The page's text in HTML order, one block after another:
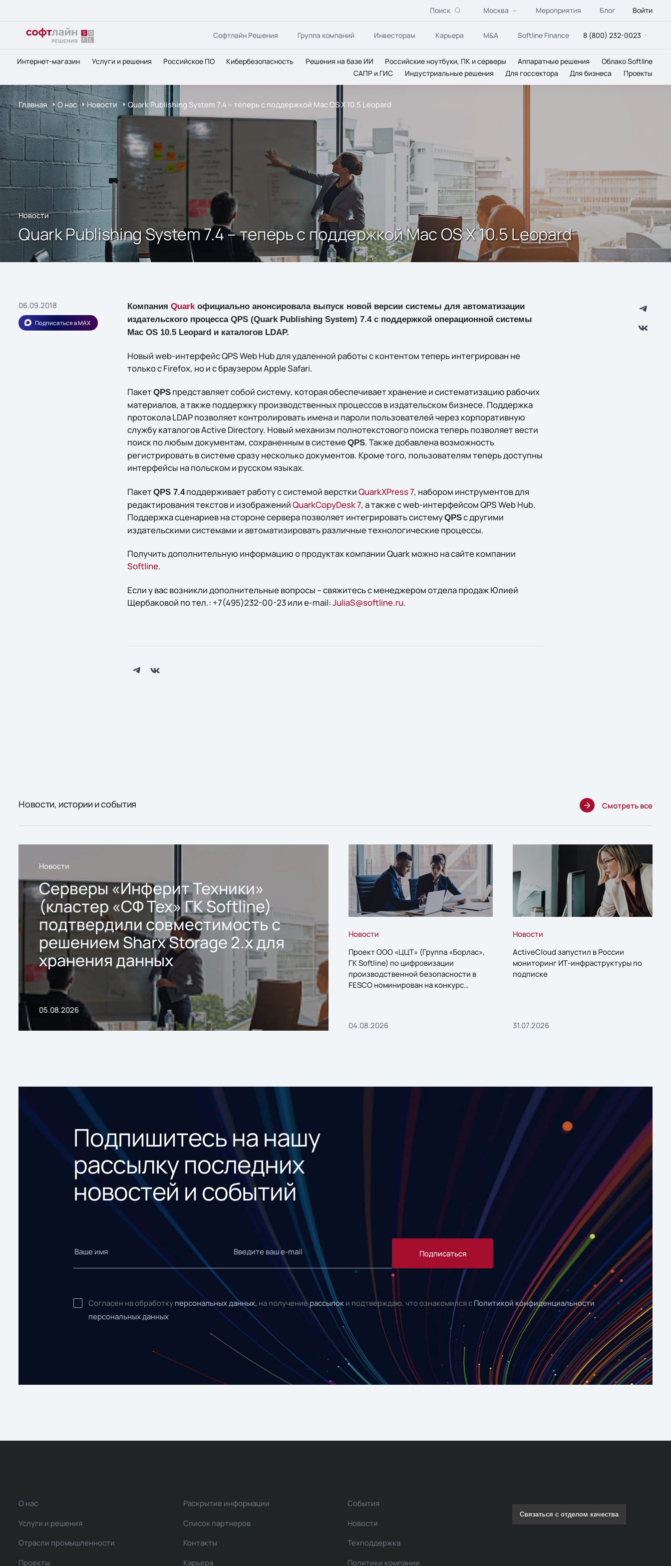
Поиск Москва Мероприятия Блог Войти
Софтлайн Решения Группа компаний Инвесторам Карьера M&A Softline Finance 8 (800) 232-0023
Интернет-магазин Услуги и решения Российское ПО Кибербезопасность Решения на базе ИИ Российские ноутбуки, ПК и серверы Аппаратные решения
Облако Softline
САПР и ГИС
Индустриальные решения Для госсектора Для бизнеса Проекты
Главная О нас Новости Quark Publishing System 7.4 – теперь с поддержкой Mac OS X 10.5 Leopard
Новости
Quark Publishing System 7.4 – теперь с поддержкой Mac OS X 10.5 Leopard
06.09.2018
Подписаться в MAX
Компания Quarkофициально анонсировала выпуск новой версии системы для автоматизации
издательского процесса QPS (Quark Publishing System) 7.4 с поддержкой операционной системы
Mac OS 10.5 Leopard и каталогов LDAP.
Новый web-интерфейс QPS Web Hub для удаленной работы с контентом теперь интегрирован не
только с Firefox, но и с браузером Apple Safari.
ПакетQPSпредставляет собой систему, которая обеспечивает хранение и систематизацию рабочих
материалов, а также поддержку производственных процессов в издательском бизнесе. Поддержка
протокола LDAP позволяет контролировать имена и пароли пользователей через корпоративную
службу каталогов Active Directory. Новый механизм полнотекстового поиска теперь позволяет вести
поиск по любым документам, сохраненным в системеQPS. Также добавлена возможность
регистрировать в системе сразу несколько документов. Кроме того, пользователям теперь доступны
интерфейсы на польском и русском языках.
ПакетQPS 7.4поддерживает работу с системой версткиQuarkXPress 7, набором инструментов для
редактирования текстов и изображенийQuarkCopyDesk 7, а также с web-интерфейсом QPS Web Hub.
Поддержка сценариев на стороне сервера позволяет интегрировать системуQPSс другими
издательскими системами и автоматизировать различные технологические процессы.
Получить дополнительную информацию о продуктах компании Quark можно на сайте компании
Softline.
Если у вас возникли дополнительные вопросы – свяжитесь с менеджером отдела продаж Юлией
Щербаковой по тел.: +7(495)232-00-23 или e-mail:JuliaS@softline.ru.
Новости, истории и события Смотреть все
Новости
Серверы «Инферит Техники»
(кластер «СФ Тех» ГК Softline)
подтвердили совместимость с
решением Sharx Storage 2.x для
хранения данных
05.08.2026
Новости
Проект ООО «ЦЦТ» (Группа «Борлас»,
ГК Softline) по цифровизации
производственной безопасности в
FESCO номинирован на конкурс
04.08.2026
Новости
ActiveCloud запустил в России
мониторинг ИТ-инфраструктуры по
подписке
31.07.2026
Подпишитесь на нашу
рассылку последних
новостей и событий
Подписаться
Согласен на обработку персональных данных, на получениерассылок и подтверждаю, что ознакомился с Политикой конфиденциальности
персональных данных
О нас
Услуги и решения
Отрасли промышленности
Проекты
Раскрытие информации
Список партнеров
Контакты
Карьера
События
Новости
Техподдержка
Политики компании
Связаться с отделом качества